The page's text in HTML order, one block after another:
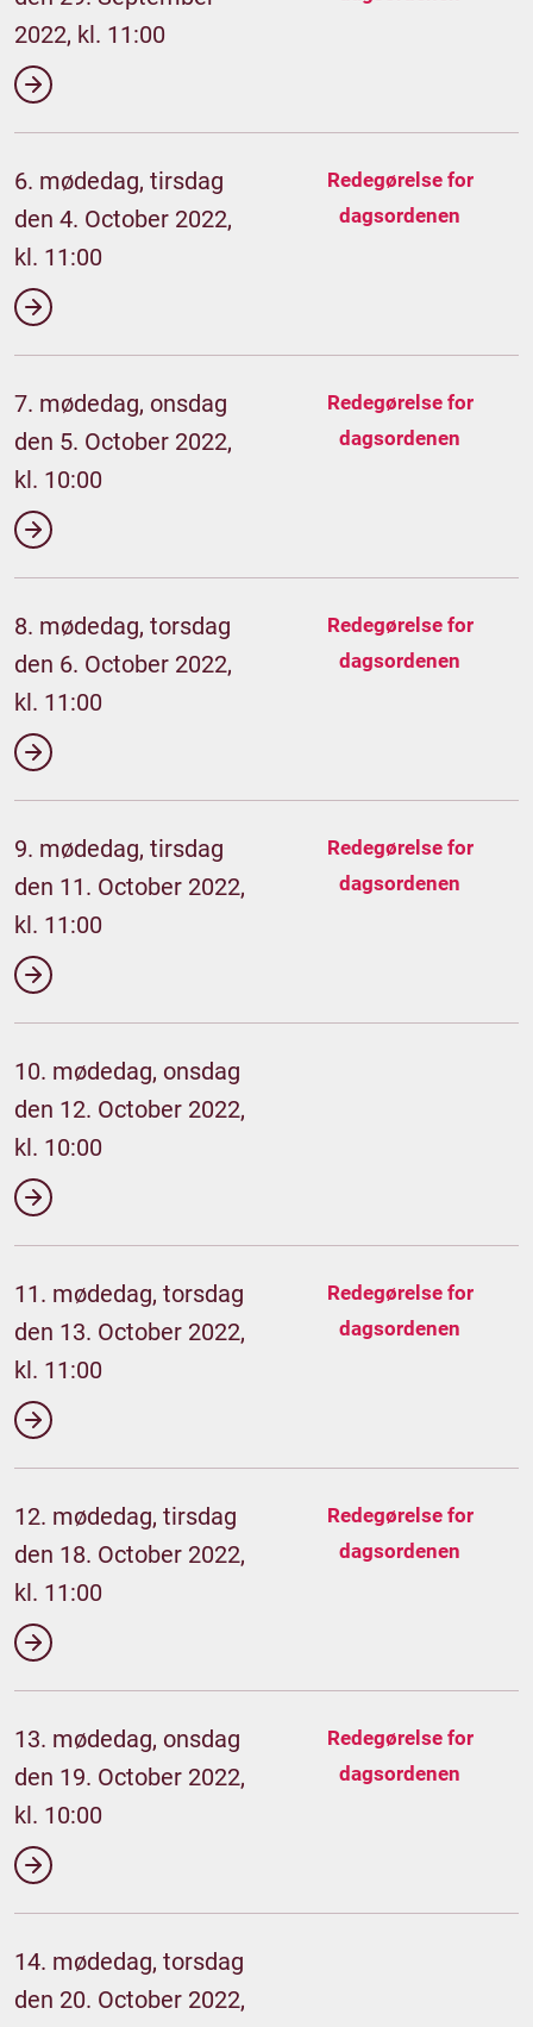
2022, kl. 11:00
6. mødedag, tirsdag
den 4. October 2022,
kl. 11:00
Redegørelse for
dagsordenen
7. mødedag, onsdag
den 5. October 2022,
kl. 10:00
Redegørelse for
dagsordenen
8. mødedag, torsdag
den 6. October 2022,
kl. 11:00
Redegørelse for
dagsordenen
9. mødedag, tirsdag
den 11. October 2022,
kl. 11:00
Redegørelse for
dagsordenen
10. mødedag, onsdag
den 12. October 2022,
kl. 10:00
11. mødedag, torsdag
den 13. October 2022,
kl. 11:00
Redegørelse for
dagsordenen
12. mødedag, tirsdag
den 18. October 2022,
kl. 11:00
Redegørelse for
dagsordenen
13. mødedag, onsdag
den 19. October 2022,
kl. 10:00
Redegørelse for
dagsordenen
14. mødedag, torsdag
den 20. October 2022,